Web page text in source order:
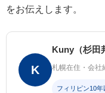
をお伝えします。
K
Kuny（杉田
札幌在住・会社
フィリピン10年